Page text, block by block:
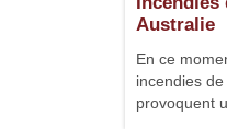
Australie
En ce
incendies
provoquent